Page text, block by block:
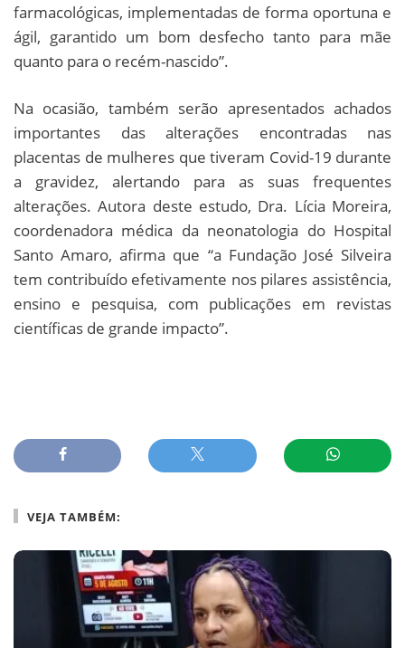
farmacológicas, implementadas de forma oportuna e
ágil, garantido um bom desfecho tanto para mãe
quanto para o recém-nascido”.
Na ocasião, também serão apresentados achados
importantes das alterações encontradas nas
placentas de mulheres que tiveram Covid-19 durante
a gravidez, alertando para as suas frequentes
alterações. Autora deste estudo, Dra. Lícia Moreira,
coordenadora médica da neonatologia do Hospital
Santo Amaro, afirma que “a Fundação José Silveira
tem contribuído efetivamente nos pilares assistência,
ensino e pesquisa, com publicações em revistas
científicas de grande impacto”.
VEJA TAMBÉM: